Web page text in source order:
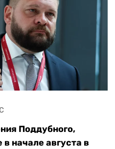
Поддубного,
начале августа в